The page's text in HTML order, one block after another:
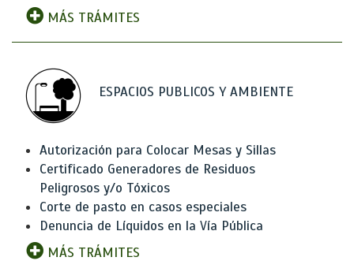
MÁS TRÁMITES
ESPACIOS PUBLICOS Y AMBIENTE
Autorización para Colocar Mesas y Sillas
Certificado Generadores de Residuos
Peligrosos y/o Tóxicos
Corte de pasto en casos especiales
Denuncia de Líquidos en la Vía Pública
MÁS TRÁMITES